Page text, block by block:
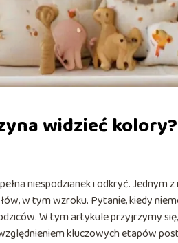
widzieć kolory?
niespodzianek i odkryć. Jednym
w tym wzroku. Pytanie, kiedy
W tym artykule przyjrzymy
kluczowych etapów